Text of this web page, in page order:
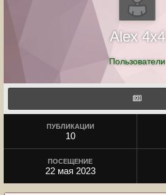
Alex 4x4
Пользователи
ПУБЛИКАЦИИ
10
ПОСЕЩЕНИЕ
22 мая 2023